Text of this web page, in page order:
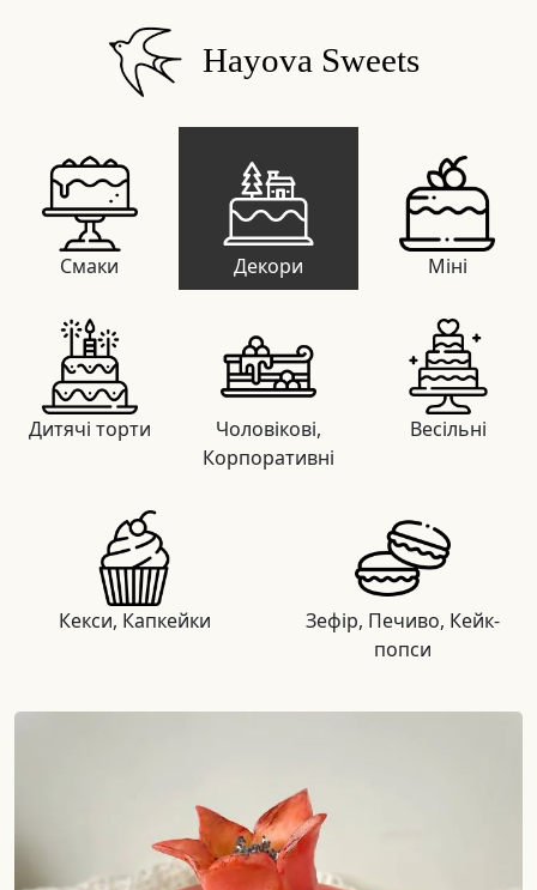
Hayova Sweets
Смаки Декори Міні
Дитячі торти
Чоловікові,
Корпоративні
Весільні
Кекси, Капкейки
Зефір, Печиво, Кейк-
попси